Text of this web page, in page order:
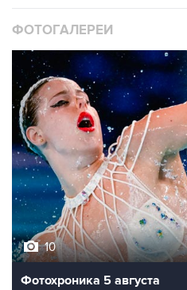
ФОТОГАЛЕРЕИ
10
Фотохроника 5 августа